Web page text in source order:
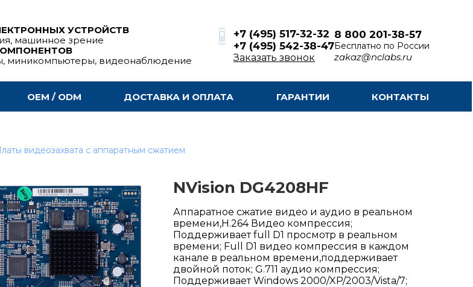
УСТРОЙСТВ
машинное зрение
миникомпьютеры, видеонаблюдение
+7 (495) 517-32-32
+7 (495) 542-38-47
Заказать звонок
8 800 201-38-57
Бесплатно по России
zakaz@nclabs.ru
OEM / ODM ДОСТАВКА И ОПЛАТА ГАРАНТИИ КОНТАКТЫ
видеозахвата с аппаратным сжатием
NVision DG4208HF
Аппаратное сжатие видео и аудио в реальном
времени,H.264 Видео компрессия;
Поддерживает full D1 просмотр в реальном
времени; Full D1 видео компрессия в каждом
канале в реальном времени,поддерживает
двойной поток; G.711 аудио компрессия;
Поддерживает Windows 2000/XP/2003/Vista/7;